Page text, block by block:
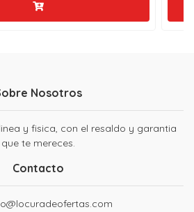
Nosotros
y fisica, con el resaldo y garantia
que te mereces.
Contacto